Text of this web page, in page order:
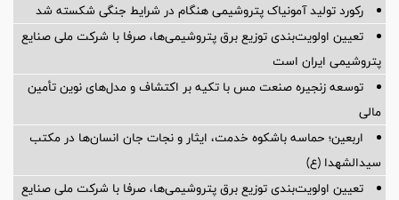
رکورد تولید آمونیاک پتروشیمی هنگام در شرایط جنگی شکسته شد
تعیین اولویت‌بندی توزیع برق پتروشیمی‌ها، صرفا با شرکت ملی صنایع
پتروشیمی ایران است
توسعه زنجیره صنعت مس با تکیه بر اکتشاف و مدل‌های نوین تأمین
مالی
اربعین؛ حماسه باشکوه خدمت، ایثار و نجات جان انسان‌ها در مکتب
سیدالشهدا (ع)
تعیین اولویت‌بندی توزیع برق پتروشیمی‌ها، صرفا با شرکت ملی صنایع